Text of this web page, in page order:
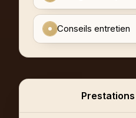
Conseils entretien